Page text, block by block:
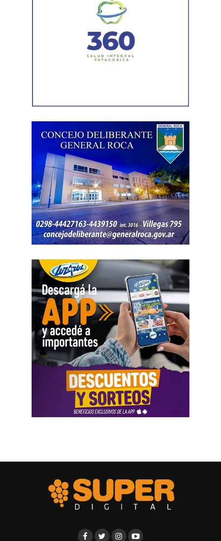
desistimiento es una forma de poner fin
anticipadamente a un proceso judicial cuando una de
las partes decide no continuar con la acción.
Agregó que el Código Procesal Civil y Comercial autoriza
esa posibilidad siempre que, si la demanda ya fue
concretado, la jueza entendió que estaban cumplidos
todos los requisitos legales para admitir el desistimiento y
declarar extinguido el proceso.
«En virtud de ello entiendo que se encuentran
configurados los recaudos previstos en el artículo 278,
para que opere el desistimiento del proceso por voluntad
de la parte», explicó. Además, se estableció que las
actuaciones permanezcan archivadas en formato digital,
conforme a la normativa vigente del Poder Judicial de Río
Negro.